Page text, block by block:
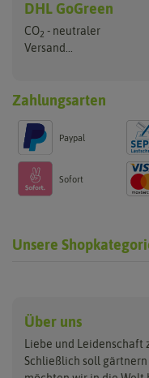
DHL GoGreen
CO2 - neutraler
Versand...
Zahlungsarten
Paypal
Sofort
Unsere
Anzuchtschalen
Beleuchtung
Benary
Buzzy Seeds
Über uns
Liebe und Leidenschaft
Schließlich soll